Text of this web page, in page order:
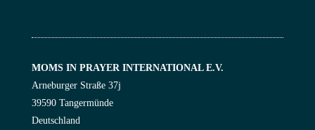
MOMS IN PRAYER INTERNATIONAL E.V.
Arneburger Straße 37j
39590 Tangermünde
Deutschland